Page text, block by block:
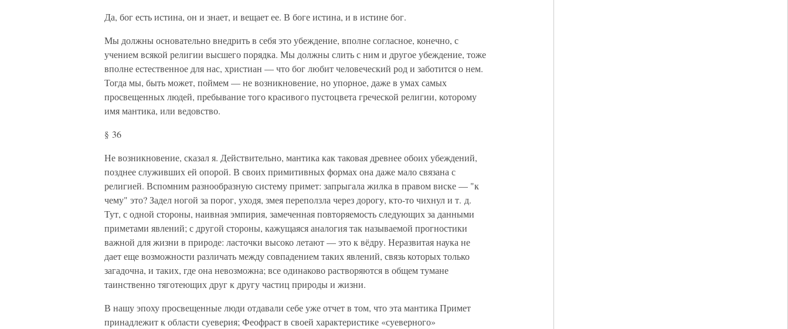
Да, бог есть истина, он и знает, и вещает ее. В боге истина, и в истине бог.
Мы должны основательно внедрить в себя это убеждение, вполне согласное, конечно, с
учением всякой религии высшего порядка. Мы должны слить с ним и другое убеждение, тоже
вполне естественное для нас, христиан — что бог любит человеческий род и заботится о нем.
Тогда мы, быть может, поймем — не возникновение, но упорное, даже в умах самых
просвещенных людей, пребывание того красивого пустоцвета греческой религии, которому
имя мантика, или ведовство.
§ 36
Не возникновение, сказал я. Действительно, мантика как таковая древнее обоих убеждений,
позднее служивших ей опорой. В своих примитивных формах она даже мало связана с
религией. Вспомним разнообразную систему примет: запрыгала жилка в правом виске — "к
чему" это? Задел ногой за порог, уходя, змея переползла через дорогу, кто-то чихнул и т. д.
Тут, с одной стороны, наивная эмпирия, замеченная повторяемость следующих за данными
приметами явлений; с другой стороны, кажущаяся аналогия так называемой прогностики
важной для жизни в природе: ласточки высоко летают — это к вёдру. Неразвитая наука не
дает еще возможности различать между совпадением таких явлений, связь которых только
загадочна, и таких, где она невозможна; все одинаково растворяются в общем тумане
таинственно тяготеющих друг к другу частиц природы и жизни.
В нашу эпоху просвещенные люди отдавали себе уже отчет в том, что эта мантика Примет
принадлежит к области суеверия; Феофраст в своей характеристике «суеверного»